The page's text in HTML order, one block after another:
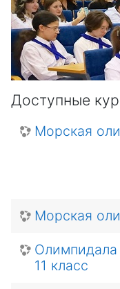
Доступные
Морская
Морская
Олимпидала
11 класс